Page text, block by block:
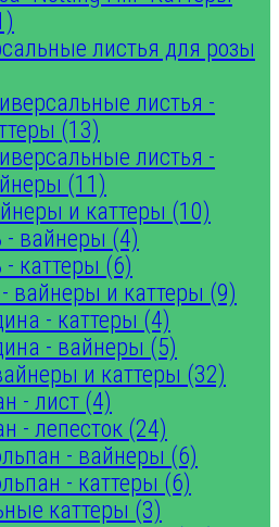
листья для розы
листья -
(13)
листья -
(11)
и каттеры (10)
- вайнеры (4)
- каттеры (6)
вайнеры и каттеры (9)
- каттеры (4)
- вайнеры (5)
и каттеры (32)
- лист (4)
- лепесток (24)
- вайнеры (6)
- каттеры (6)
каттеры (3)